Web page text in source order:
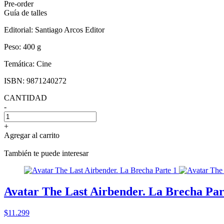
Pre-order
Guía de talles
Editorial: Santiago Arcos Editor
Peso: 400 g
Temática: Cine
ISBN: 9871240272
CANTIDAD
-
+
Agregar al carrito
También te puede interesar
Avatar The Last Airbender. La Brecha
$11.299